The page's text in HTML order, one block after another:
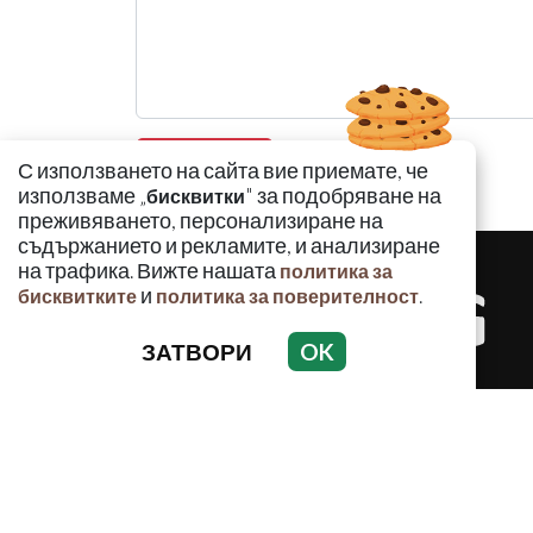
С използването на сайта вие приемате, че
използваме „бисквитки" за подобряване на
преживяването, персонализиране на
съдържанието и рекламите, и анализиране
на трафика. Вижте нашата политика за
бисквитките и политика за поверителност.
ЗАТВОРИ OK